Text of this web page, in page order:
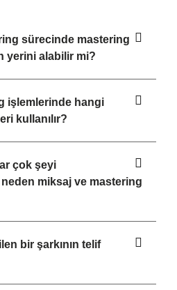
sürecinde mastering
yerini alabilir mi?
işlemlerinde hangi
kullanılır?
çok şeyi
miksaj ve mastering
bir şarkının telif